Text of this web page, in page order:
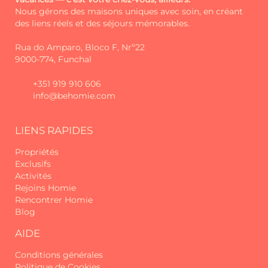
connexion.
C'est ainsi qu'est née Homie. Plus
qu'un nouveau nom - une nouvelle
façon d'être.
Chaque séjour est pensé dans les
moindres détails pour être spécial et
accueillant. Chaque maison a son
comme un vieil ami.
Au-delà du confort et de l'hospitalité,
nous mettons également à votre
disposition, sur demande, des services
supplémentaires tels que la location
de voitures, les réservations d'activités,
Nous gérons des maisons uniques avec soin, en créant
des liens réels et des séjours mémorables.
Rua do Amparo, Bloco F, Nrº22
9000-774, Funchal
+351 919 910 606
info@behomie.com
LIENS RAPIDES
Propriétés
Exclusifs
Activités
Rejoins Homie
Rencontrer Homie
Blog
AIDE
Conditions générales